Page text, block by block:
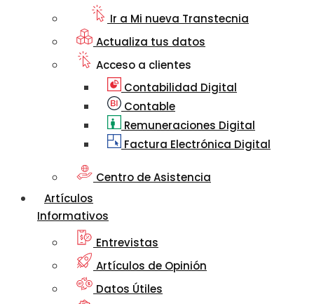
Ir a Mi nueva Transtecnia
Actualiza tus datos
Acceso a clientes
Contabilidad Digital
Contable
Remuneraciones Digital
Factura Electrónica Digital
Centro de Asistencia
Artículos
Informativos
Entrevistas
Artículos de Opinión
Datos Útiles